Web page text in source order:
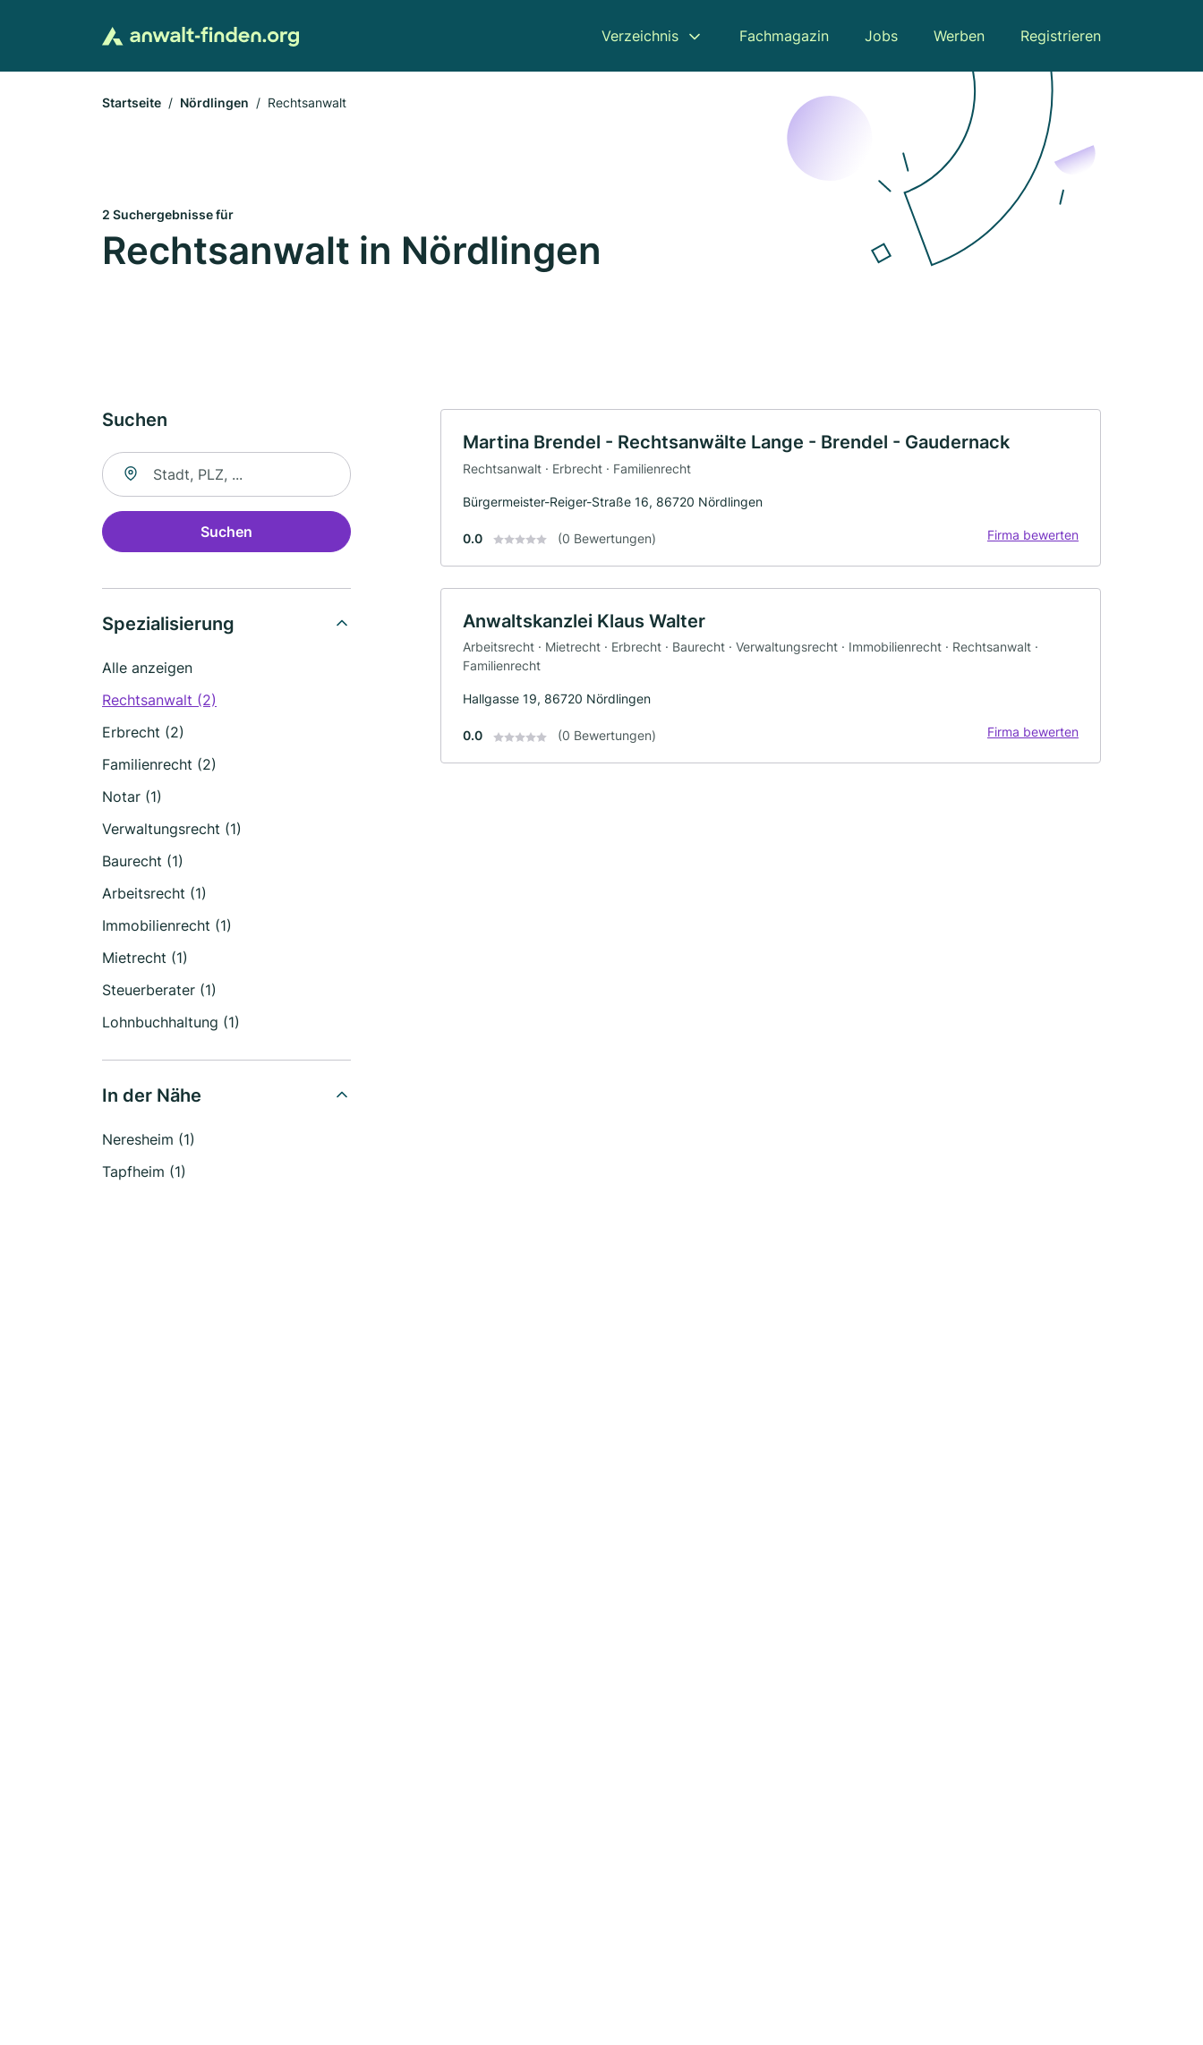
Verzeichnis Fachmagazin Jobs Werben Registrieren
Startseite Nördlingen Rechtsanwalt
2 Suchergebnisse für
Rechtsanwalt in Nördlingen
Suchen
Suche nach Ort
Suchen
Spezialisierung
Alle anzeigen
Rechtsanwalt (2)
Erbrecht (2)
Familienrecht (2)
Notar (1)
Verwaltungsrecht (1)
Baurecht (1)
Arbeitsrecht (1)
Immobilienrecht (1)
Mietrecht (1)
Steuerberater (1)
Lohnbuchhaltung (1)
In der Nähe
Neresheim (1)
Tapfheim (1)
Martina Brendel - Rechtsanwälte Lange - Brendel - Gaudernack
Rechtsanwalt · Erbrecht · Familienrecht
Bürgermeister-Reiger-Straße 16, 86720 Nördlingen
0.0 (0 Bewertungen) Firma bewerten
Anwaltskanzlei Klaus Walter
Arbeitsrecht · Mietrecht · Erbrecht · Baurecht · Verwaltungsrecht · Immobilienrecht · Rechtsanwalt ·
Familienrecht
Hallgasse 19, 86720 Nördlingen
0.0 (0 Bewertungen) Firma bewerten